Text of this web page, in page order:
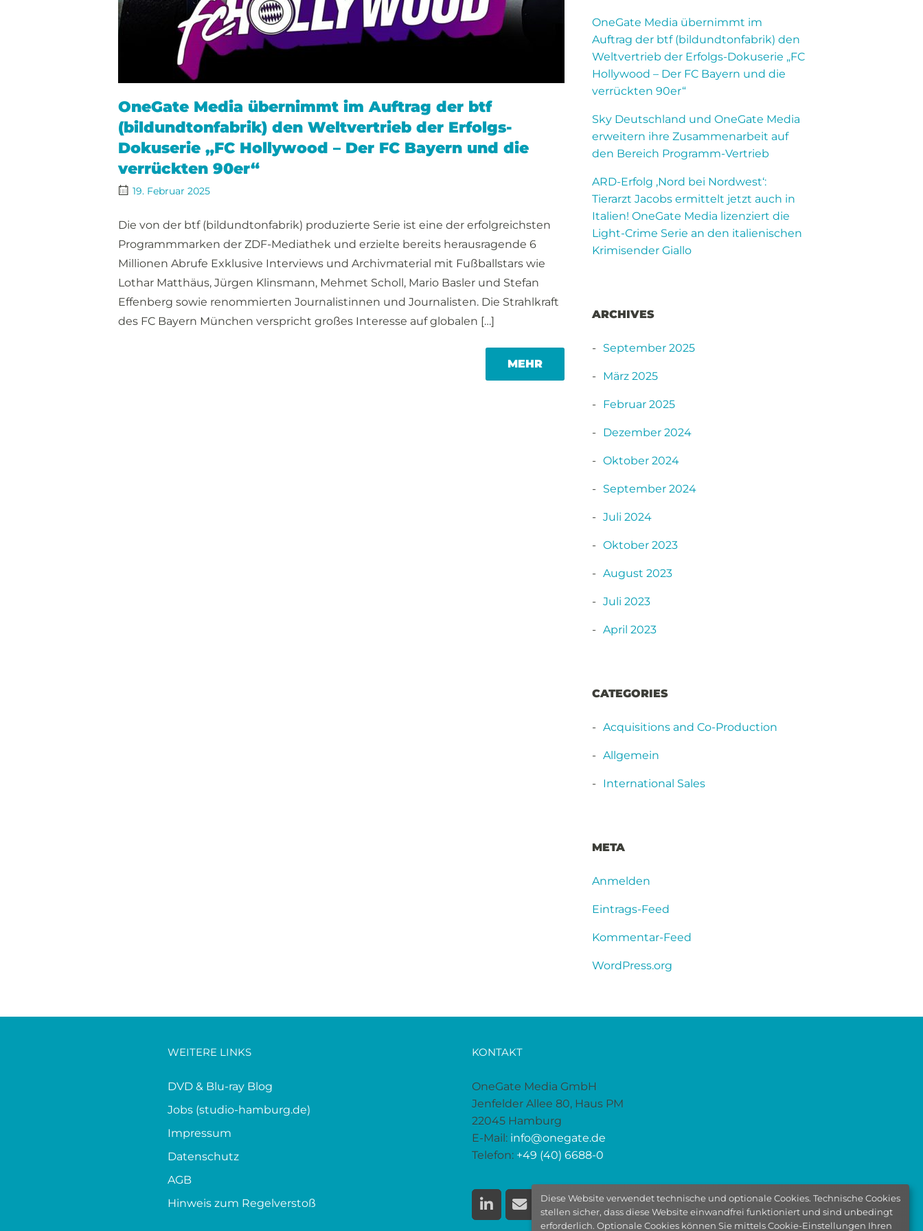
OneGate Media übernimmt im Auftrag der btf
(bildundtonfabrik) den Weltvertrieb der Erfolgs-
Dokuserie „FC Hollywood – Der FC Bayern und die
verrückten 90er“
19. Februar 2025
Die von der btf (bildundtonfabrik) produzierte Serie ist eine der erfolgreichsten
Programmmarken der ZDF-Mediathek und erzielte bereits herausragende 6
Millionen Abrufe Exklusive Interviews und Archivmaterial mit Fußballstars wie
Lothar Matthäus, Jürgen Klinsmann, Mehmet Scholl, Mario Basler und Stefan
Effenberg sowie renommierten Journalistinnen und Journalisten. Die Strahlkraft
des FC Bayern München verspricht großes Interesse auf globalen […]
MEHRMORE
OneGate Media übernimmt im
Auftrag der btf (bildundtonfabrik) den
Weltvertrieb der Erfolgs-Dokuserie „FC
Hollywood – Der FC Bayern und die
verrückten 90er“
Sky Deutschland und OneGate Media
erweitern ihre Zusammenarbeit auf
den Bereich Programm-Vertrieb
ARD-Erfolg ‚Nord bei Nordwest‘:
Tierarzt Jacobs ermittelt jetzt auch in
Italien! OneGate Media lizenziert die
Light-Crime Serie an den italienischen
Krimisender Giallo
ARCHIVES
September 2025
März 2025
Februar 2025
Dezember 2024
Oktober 2024
September 2024
Juli 2024
Oktober 2023
August 2023
Juli 2023
April 2023
CATEGORIES
Acquisitions and Co-Production
Allgemein
International Sales
META
Anmelden
Eintrags-Feed
Kommentar-Feed
WordPress.org
WEITERE LINKS
DVD & Blu-ray Blog
Jobs (studio-hamburg.de)
Impressum
Datenschutz
AGB
Hinweis zum Regelverstoß
KONTAKT
OneGate Media GmbH
Jenfelder Allee 80, Haus PM
22045 Hamburg
E-Mail: info@onegate.de
Telefon: +49 (40) 6688-0
Diese Website verwendet technische und optionale Cookies. Technische Cookies
stellen sicher, dass diese Website einwandfrei funktioniert und sind unbedingt
erforderlich. Optionale Cookies können Sie mittels Cookie-Einstellungen Ihren